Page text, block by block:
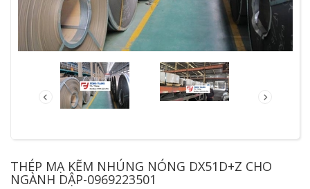
THÉP MẠ KẼM NHÚNG NÓNG DX51D+Z CHO
NGÀNH DẬP-0969223501